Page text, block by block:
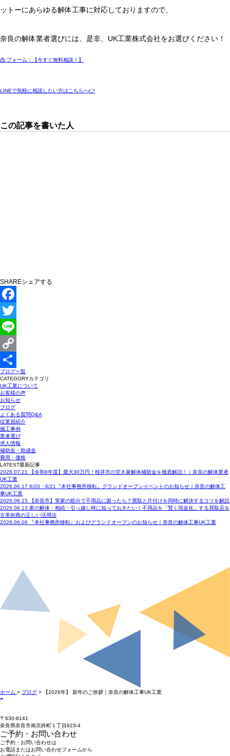
ットーにあらゆる解体工事に対応しておりますので、
奈良の解体業者選びには、是非、UK工業株式会社をお選びください！
📩 フォーム：【今すぐ無料相談！】
LINEで気軽に相談したい方はこちらへ👉
この記事を書いた人
SHAREシェアする
Facebook
Twitter
Line
Copy
Link
共
有
ブログ一覧
CATEGORYカテゴリ
UK工業について
お客様の声
お知らせ
ブログ
よくある質問Q&A
従業員紹介
施工事例
業者選び
求人情報
補助金・助成金
費用・価格
LATEST最新記事
2026.07.21
【令和8年度】最大30万円！桜井市の空き家解体補助金を徹底解説！｜奈良の解体業者
UK工業
2026.06.17 6/20・6/21『本社事務所移転』グランドオープンイベントのお知らせ｜奈良の解体工
事UK工業
2026.06.15 【奈良市】実家の処分で不用品に困ったら？買取と片付けを同時に解決するコツを解説
2026.06.13 家の解体・相続・引っ越し時に知っておきたい！不用品を「賢く現金化」する買取店＆
古美術商の正しい活用法
2026.06.06 『本社事務所移転』およびグランドオープンのお知らせ｜奈良の解体工事UK工業
ホーム > ブログ > 【2026年】 新年のご挨拶｜奈良の解体工事UK工業
〒630-8141
奈良県奈良市南京終町１丁目923-4
ご予約・お問い合わせ
ご予約・お問い合わせは
お電話またはお問い合わせフォームから